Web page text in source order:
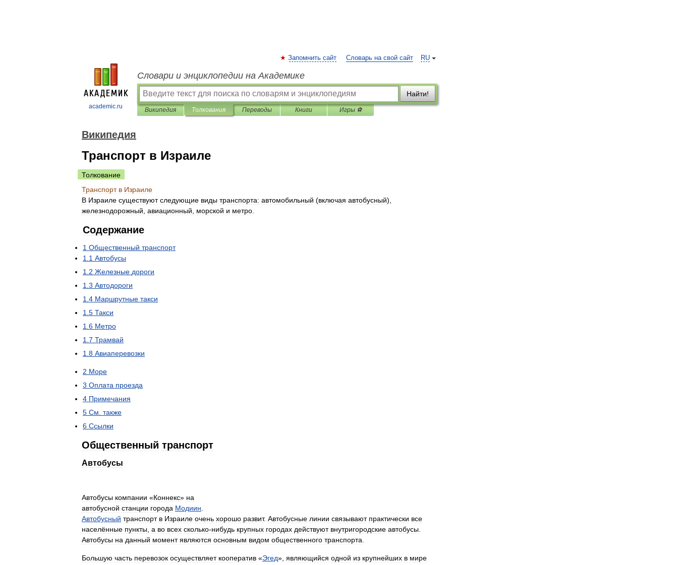
academic.ru
RU
Запомнить сайт Словарь на свой сайт
Словари и энциклопедии на Академике
Найти!
Википедия Толкования Переводы Книги Игры ⚽
Википедия
Транспорт в Израиле
Толкование
Транспорт в Израиле
В Израиле существуют следующие виды транспорта: автомобильный (включая автобусный),
железнодорожный авиационный морской и метро
Содержание
1 Общественный транспорт
1 1 Автобусы
1 2 Железные дороги
1 3 Автодороги
1 4 Маршрутные такси
1 5 Такси
1 6 Метро
1 7 Трамвай
1 8 Авиаперевозки
2 Море
3 Оплата проезда
4 Примечания
5 См также
6 Ссылки
Общественный транспорт
Автобусы
Автобусы компании «Коннекс» на
автобусной станции города Модиин
Автобусный транспорт в Израиле очень хорошо развит. Автобусные линии связывают практически все
населённые пункты а во всех сколько-нибудь крупных городах действуют внутригородские автобусы
Автобусы на данный момент являются основным видом общественного транспорта
Большую часть перевозок осуществляет кооператив «Эгед», являющийся одной из крупнейших в мире